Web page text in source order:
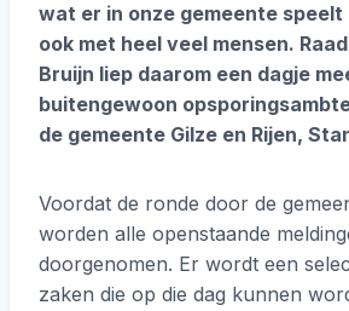
wat er in onze gemeente speelt
ook met heel veel mensen.
Bruijn liep daarom een dagje
buitengewoon
de gemeente Gilze en Rijen,
Voordat de ronde door de
worden alle openstaande
doorgenomen. Er wordt een
zaken die op die dag kunnen